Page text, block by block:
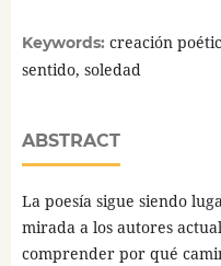
Keywords: creación
sentido, soledad
ABSTRACT
La poesía sigue siendo
mirada a los autores
comprender por qué